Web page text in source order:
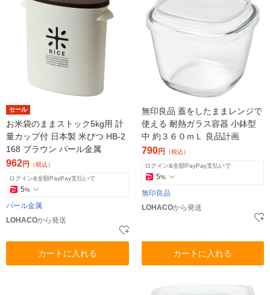
セール
お米袋のままストック5kg用 計
量カップ付 日本製 米びつ HB-2
168 ブラウン パール金属
962円 （税込）
ログイン&全額PayPay支払いで
5%
パール金属
LOHACOから発送
カートに入れる
無印良品 蓋をしたままレンジで
使える 耐熱ガラス容器 小鉢型
中 約３６０ｍＬ 良品計画
790円 （税込）
ログイン&全額PayPay支払いで
5%
無印良品
LOHACOから発送
カートに入れる